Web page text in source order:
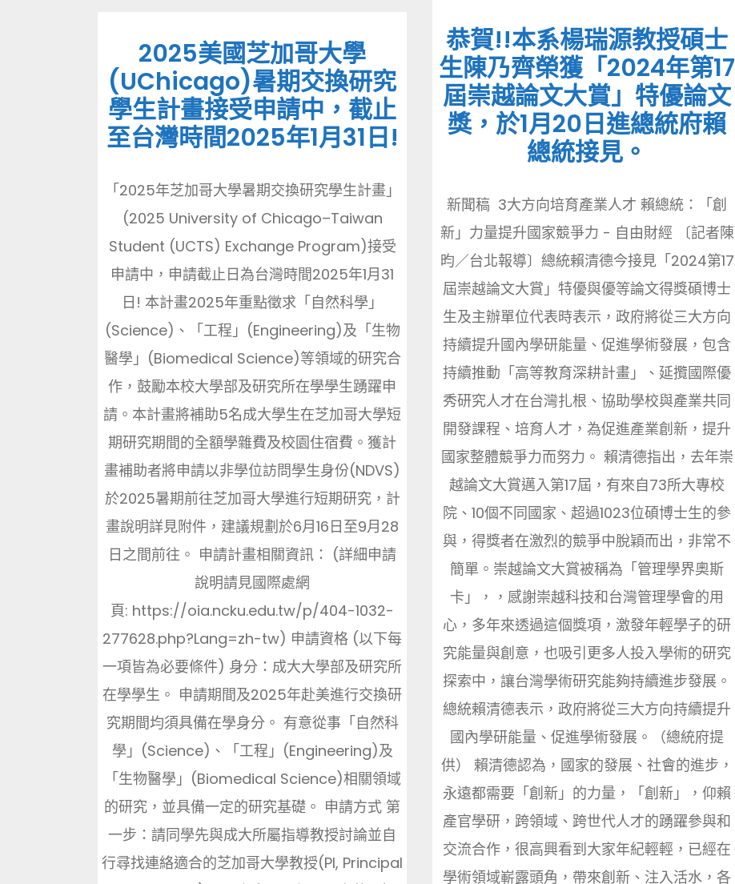
恭賀!!本系楊瑞源教授碩士
生陳乃齊榮獲「2024年第17
屆崇越論文大賞」特優論文
獎，於1月20日進總統府賴
總統接見。
新聞稿 3大方向培育產業人才 賴總統：「創
新」力量提升國家競爭力 - 自由財經 〔記者陳
昀／台北報導〕總統賴清德今接見「2024第17
屆崇越論文大賞」特優與優等論文得獎碩博士
生及主辦單位代表時表示，政府將從三大方向
持續提升國內學研能量、促進學術發展，包含
持續推動「高等教育深耕計畫」、延攬國際優
秀研究人才在台灣扎根、協助學校與產業共同
開發課程、培育人才，為促進產業創新，提升
國家整體競爭力而努力。 賴清德指出，去年崇
越論文大賞邁入第17屆，有來自73所大專校
院、10個不同國家、超過1023位碩博士生的參
與，得獎者在激烈的競爭中脫穎而出，非常不
簡單。崇越論文大賞被稱為「管理學界奧斯
卡」，，感謝崇越科技和台灣管理學會的用
心，多年來透過這個獎項，激發年輕學子的研
究能量與創意，也吸引更多人投入學術的研究
探索中，讓台灣學術研究能夠持續進步發展。
總統賴清德表示，政府將從三大方向持續提升
國內學研能量、促進學術發展。（總統府提
供） 賴清德認為，國家的發展、社會的進步，
永遠都需要「創新」的力量，「創新」，仰賴
產官學研，跨領域、跨世代人才的踴躍參與和
交流合作，很高興看到大家年紀輕輕，已經在
學術領域嶄露頭角，帶來創新、注入活水，各
2025美國芝加哥大學
(UChicago)暑期交換研究
學生計畫接受申請中，截止
至台灣時間2025年1月31日!
「2025年芝加哥大學暑期交換研究學生計畫」
(2025 University of Chicago–Taiwan
Student (UCTS) Exchange Program)接受
申請中，申請截止日為台灣時間2025年1月31
日! 本計畫2025年重點徵求「自然科學」
(Science)、「工程」(Engineering)及「生物
醫學」(Biomedical Science)等領域的研究合
作，鼓勵本校大學部及研究所在學學生踴躍申
請。本計畫將補助5名成大學生在芝加哥大學短
期研究期間的全額學雜費及校園住宿費。獲計
畫補助者將申請以非學位訪問學生身份(NDVS)
於2025暑期前往芝加哥大學進行短期研究，計
畫說明詳見附件，建議規劃於6月16日至9月28
日之間前往。 申請計畫相關資訊： (詳細申請
說明請見國際處網
頁: https://oia.ncku.edu.tw/p/404-1032-
277628.php?Lang=zh-tw) 申請資格 (以下每
一項皆為必要條件) 身分：成大大學部及研究所
在學學生。 申請期間及2025年赴美進行交換研
究期間均須具備在學身分。 有意從事「自然科
學」(Science)、「工程」(Engineering)及
「生物醫學」(Biomedical Science)相關領域
的研究，並具備一定的研究基礎。 申請方式 第
一步：請同學先與成大所屬指導教授討論並自
行尋找連絡適合的芝加哥大學教授(PI, Principal